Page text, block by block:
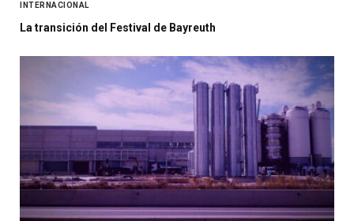
INTERNACIONAL
La transición del Festival de Bayreuth